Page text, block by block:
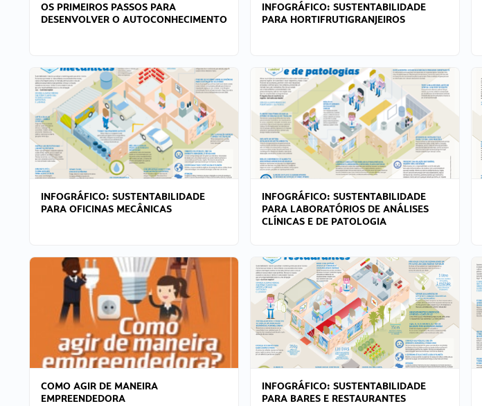
OS PRIMEIROS PASSOS PARA
DESENVOLVER O AUTOCONHECIMENTO
INFOGRÁFICO: SUSTENTABILIDADE
PARA HORTIFRUTIGRANJEIROS
INFOGRÁFICO: SUSTENTABILIDADE
PARA OFICINAS MECÂNICAS
INFOGRÁFICO: SUSTENTABILIDADE
PARA LABORATÓRIOS DE ANÁLISES
CLÍNICAS E DE PATOLOGIA
COMO AGIR DE MANEIRA
EMPREENDEDORA
INFOGRÁFICO: SUSTENTABILIDADE
PARA BARES E RESTAURANTES